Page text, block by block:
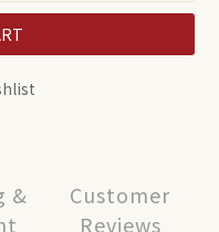
&
Customer
Reviews